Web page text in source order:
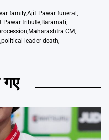
family,Ajit Pawar funeral ,
Pawar tribute,Baramati,
,Maharashtra CM,
,political leader death,